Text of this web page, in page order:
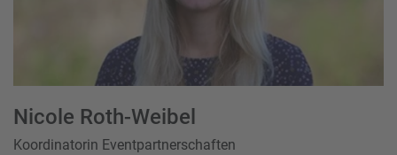
Nicole Roth-Weibel
Koordinatorin Eventpartnerschaften